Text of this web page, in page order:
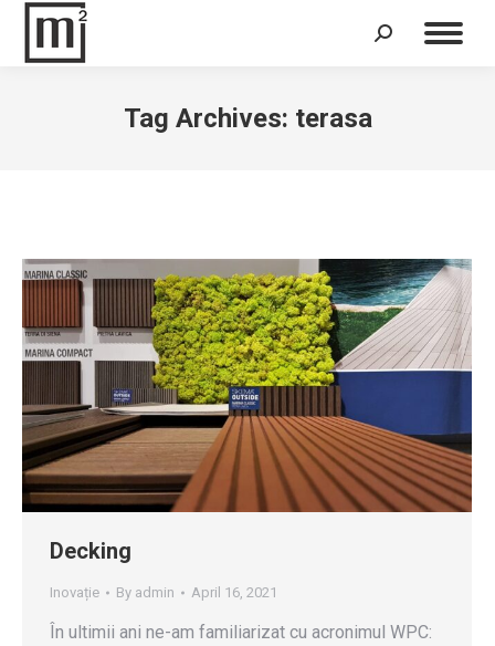
Search:
Tag Archives: terasa
Decking
Inovație By admin April 16, 2021
În ultimii ani ne-am familiarizat cu acronimul WPC: